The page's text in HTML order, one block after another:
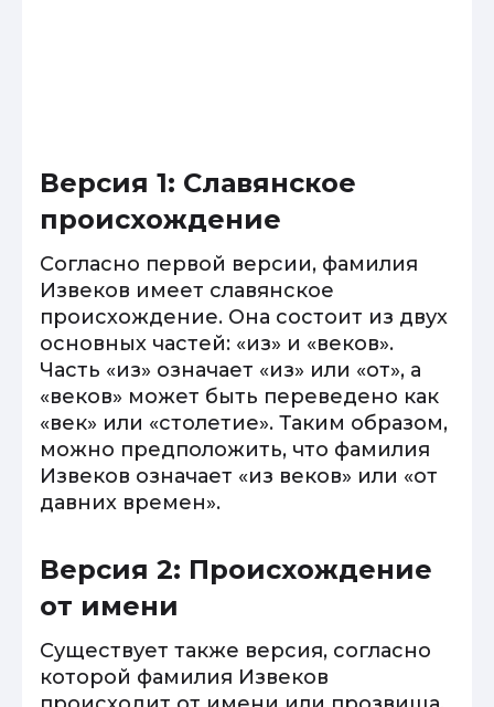
Версия 1: Славянское
происхождение
Согласно первой версии, фамилия
Извеков имеет славянское
происхождение. Она состоит из двух
основных частей: «из» и «веков».
Часть «из» означает «из» или «от», а
«веков» может быть переведено как
«век» или «столетие». Таким образом,
можно предположить, что фамилия
Извеков означает «из веков» или «от
давних времен».
Версия 2: Происхождение
от имени
Существует также версия, согласно
которой фамилия Извеков